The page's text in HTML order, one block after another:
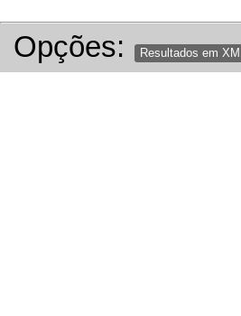
Opções: Resultados em XML